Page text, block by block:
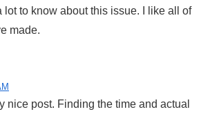
lot to know about this issue. I like all of
made.
nice post. Finding the time and actual